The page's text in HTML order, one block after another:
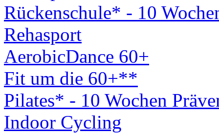
Rückenschule* - 10
Rehasport
AerobicDance 60+
Fit um die 60+**
Pilates* - 10 Wochen
Indoor Cycling